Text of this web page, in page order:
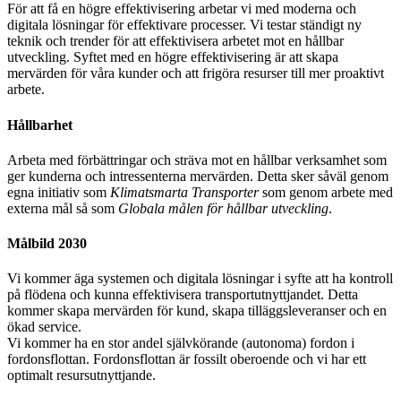
För att få en högre effektivisering arbetar vi med moderna och
digitala lösningar för effektivare processer. Vi testar ständigt ny
teknik och trender för att effektivisera arbetet mot en hållbar
utveckling. Syftet med en högre effektivisering är att skapa
mervärden för våra kunder och att frigöra resurser till mer proaktivt
arbete.
Hållbarhet
Arbeta med förbättringar och sträva mot en hållbar verksamhet som
ger kunderna och intressenterna mervärden. Detta sker såväl genom
egna initiativ som Klimatsmarta Transportersom genom arbete med
externa mål så som Globala målen för hållbar utveckling.
Målbild 2030
Vi kommer äga systemen och digitala lösningar i syfte att ha kontroll
på flödena och kunna effektivisera transportutnyttjandet. Detta
kommer skapa mervärden för kund, skapa tilläggsleveranser och en
ökad service.
Vi kommer ha en stor andel självkörande (autonoma) fordon i
fordonsflottan. Fordonsflottan är fossilt oberoende och vi har ett
optimalt resursutnyttjande.